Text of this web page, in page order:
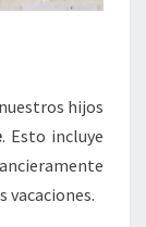
hijos
. Esto incluye
vacaciones.